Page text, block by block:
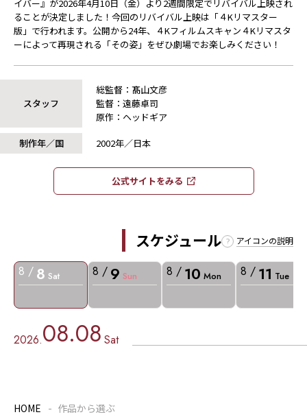
イバー』が2026年4月10日（金）より2週間限定でリバイバル上映され
ることが決定しました！今回のリバイバル上映は「４Kリマスター
版」で行われます。公開から24年、４Kフィルムスキャン４Kリマスタ
ーによって再現される「その姿」をぜひ劇場でお楽しみください！
スタッフ
総監督：髙山文彦
監督：遠藤卓司
原作：ヘッドギア
制作年／国
2002年／日本
公式サイトをみる​​
スケジュール アイコンの説明
8 / 8 Sat 8 / 9 Sun 8 / 10 Mon 8 / 11 Tue
2026.08.08 Sat
HOME 作品から選ぶ